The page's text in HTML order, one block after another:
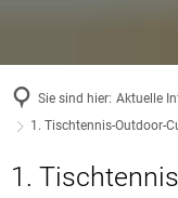
Sie sind hier: Aktuelle
1. Tischtennis-Outdoor-
1.